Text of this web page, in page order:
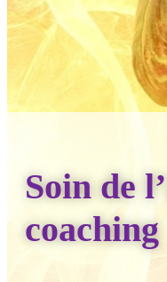
Soin de
coaching